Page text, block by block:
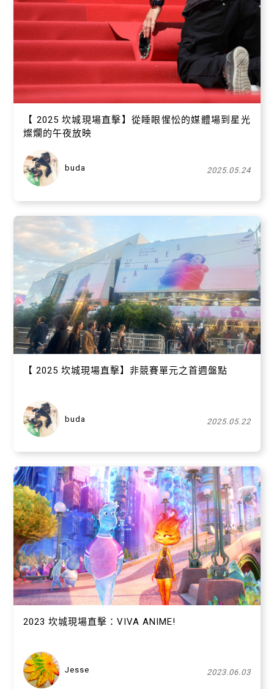
【 2025 坎城現場直擊】從睡眼惺忪的媒體場到星光
燦爛的午夜放映
buda 2025.05.24
【 2025 坎城現場直擊】非競賽單元之首週盤點
buda 2025.05.22
2023 坎城現場直擊：VIVA ANIME!
Jesse 2023.06.03